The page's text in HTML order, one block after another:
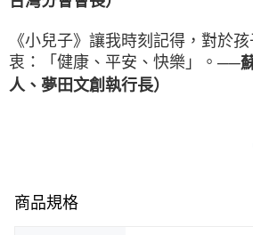
《小兒子》讓我時刻記得，對於
衷：「健康、平安、快樂」。 ──
人、夢田文創執行長）
商品規格